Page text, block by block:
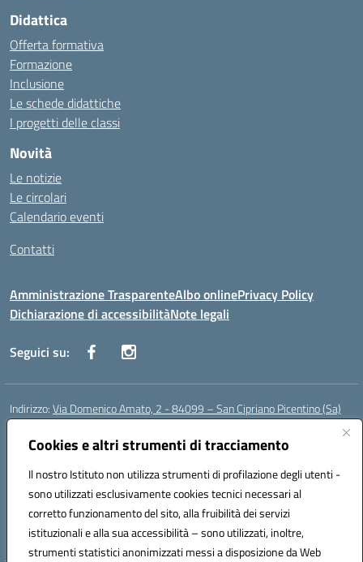
Cookies e altri strumenti di tracciamento
Il nostro Istituto non utilizza strumenti di profilazione degli utenti -
sono utilizzati esclusivamente cookies tecnici necessari al
corretto funzionamento del sito, alla fruibilità dei servizi
istituzionali e alla sua accessibilità – sono utilizzati, inoltre,
strumenti statistici anonimizzati messi a disposizione da Web
Didattica
Offerta formativa
Formazione
Inclusione
Le schede didattiche
I progetti delle classi
Novità
Le notizie
Le circolari
Calendario eventi
Contatti
Amministrazione TrasparenteAlbo onlinePrivacy Policy
Dichiarazione di accessibilitàNote legali
Seguici su:
Indirizzo:Via Domenico Amato, 2 - 84099 – San Cipriano Picentino (Sa)
Centralino:
Posta elettronica certificata (PEC):saic87700c@pec.istruzione.it
Codice fiscale: 95075020651
Codice meccanografico:SAIC87700C
Codice Indice delle Pubbliche Amministrazioni (IPA): istsc_saic87700c
Codice unico di fatturazione (CUF): UFBWH2